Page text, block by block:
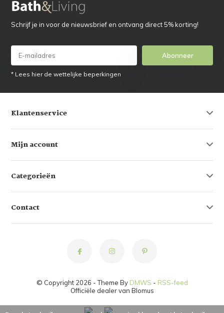
Schrijf je in voor de nieuwsbrief en ontvang direct 5% korting!
Abonneer
* Lees hier de wettelijke beperkingen
Klantenservice
Mijn account
Categorieën
Contact
© Copyright 2026 - Theme By DMWS - RSS-feed
Officiële dealer van Blomus